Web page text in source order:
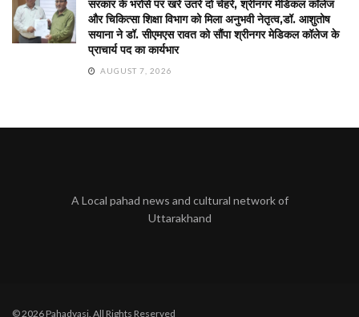
सरकार के भरोसे पर खरे उतरे दो चेहरे, श्रीनगर मेडिकल कॉलेज
और चिकित्सा शिक्षा विभाग को मिला अनुभवी नेतृत्व,डॉ. आशुतोष
सयाना ने डॉ. सीएमएस रावत को सौंपा श्रीनगर मेडिकल कॉलेज के
प्राचार्य पद का कार्यभार
AUGUST 7, 2026
A Local pahad news and cultural network of
Uttarakhand
© 2026 Pahadvasi. All Rights Reserved